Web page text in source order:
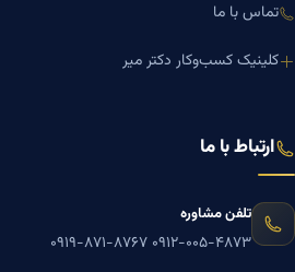
تماس با ما
کلینیک کسب‌وکار دکتر میر
ارتباط با ما
تلفن مشاوره
۰۹۱۲-۰۰۵-۴۸۷۳ ۰۹۱۹-۸۷۱-۸۷۶۷